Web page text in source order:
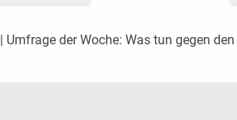
| Umfrage der Woche: Was tun gegen